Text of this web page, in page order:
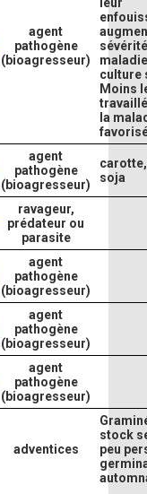
agent
pathogène
(bioagresseur)
culture
Moins
la
agent
pathogène
(bioagresseur)
soja
ravageur,
prédateur ou
parasite
agent
pathogène
(bioagresseur)
agent
pathogène
(bioagresseur)
agent
pathogène
(bioagresseur)
adventices
stock
peu